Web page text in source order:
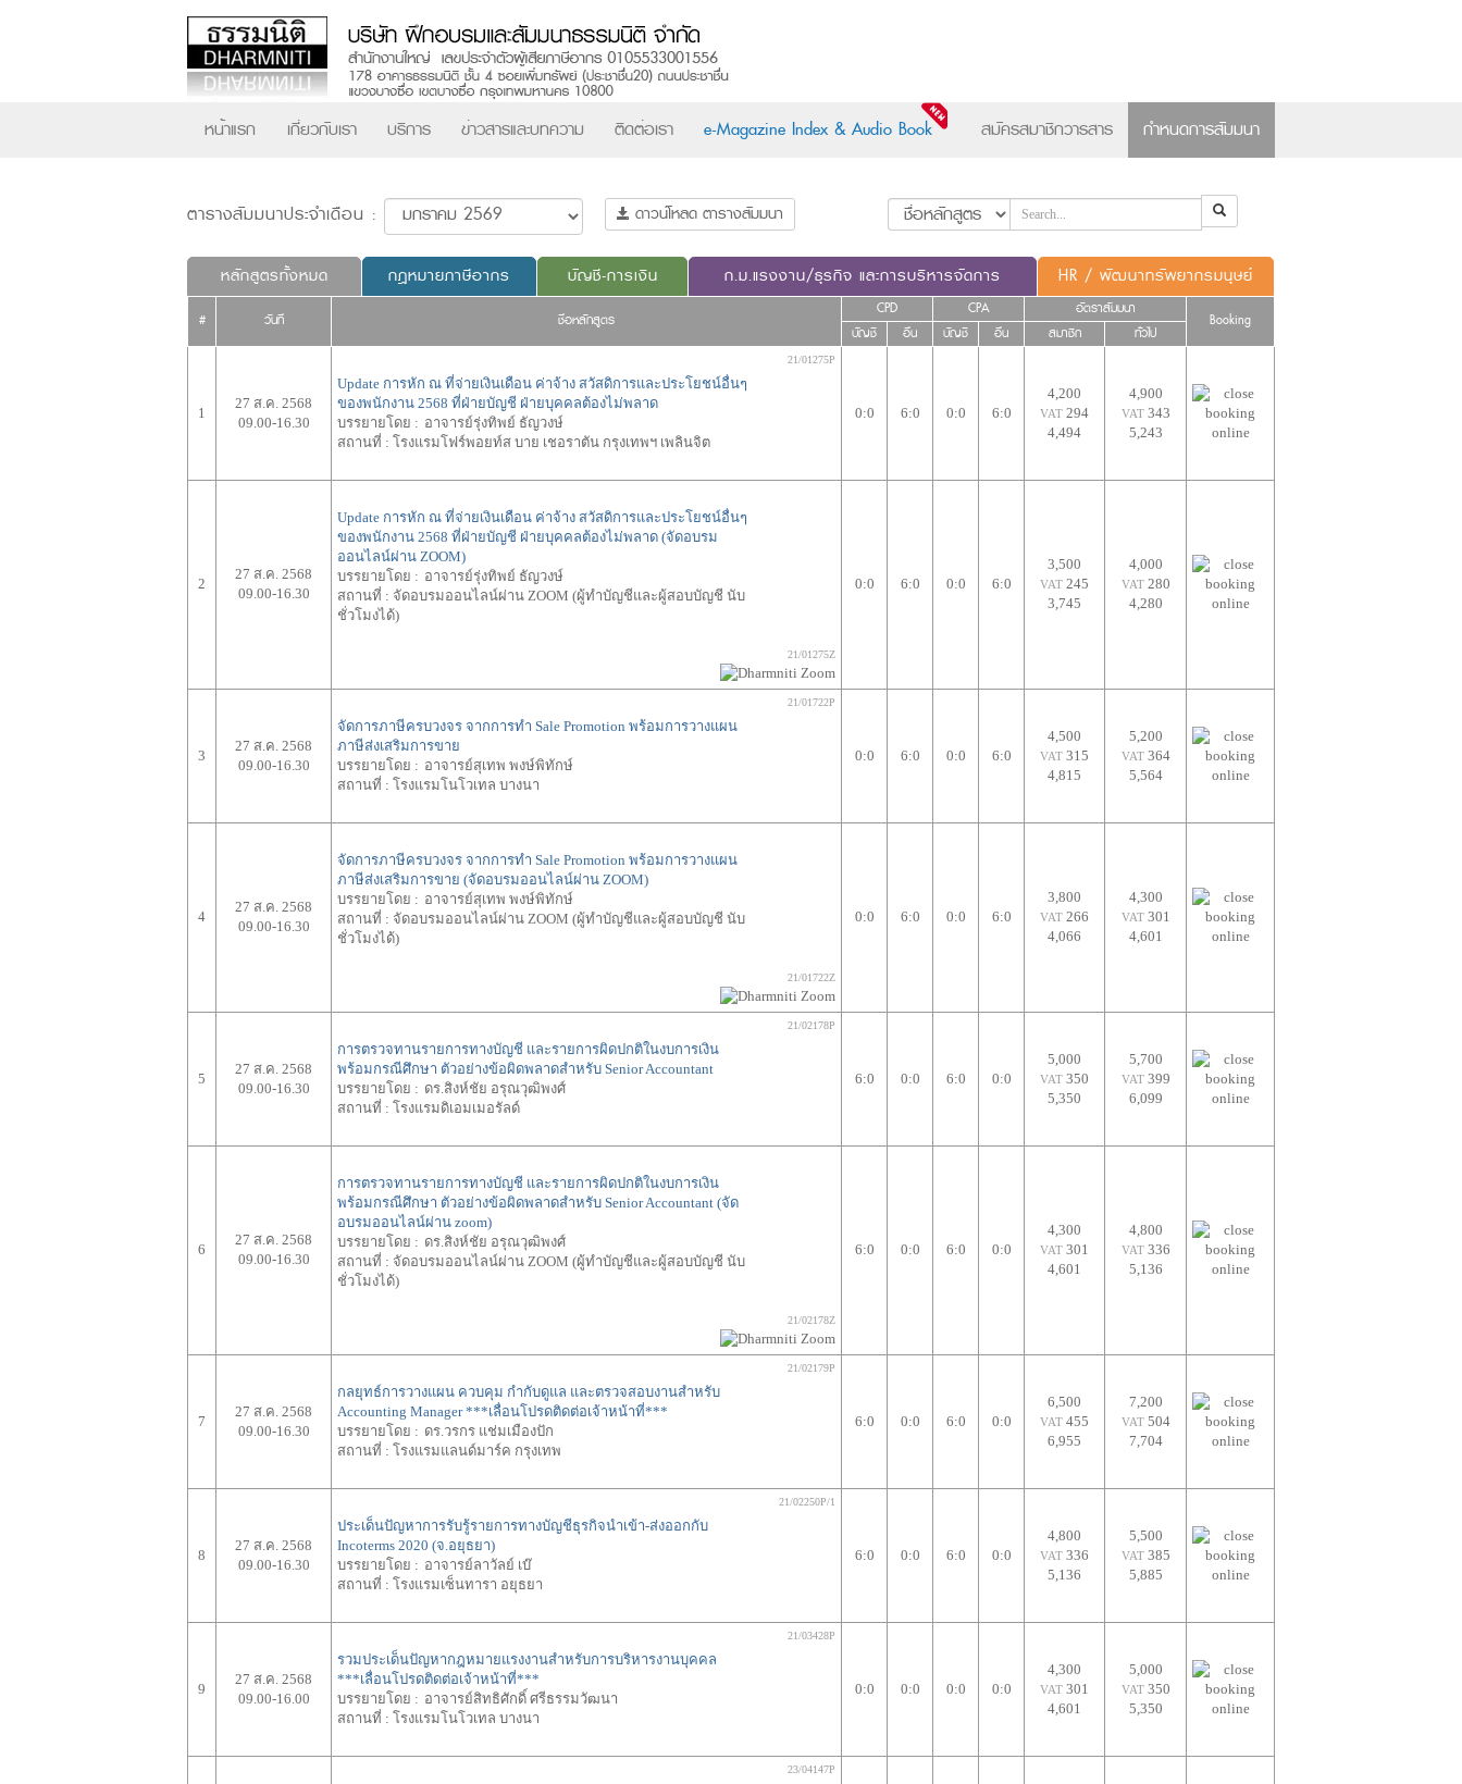
หน้าแรก เกี่ยวกับเรา บริการ ข่าวสารและบทความ ติดต่อเรา e-Magazine Index & Audio Book สมัครสมาชิกวารสาร กำหนดการสัมมนา
ตารางสัมมนาประจำเดือน : ดาวน์โหลด ตารางสัมมนา
หลักสูตรทั้งหมด กฎหมายภาษีอากร บัญชี-การเงิน ก.ม.แรงงาน/ธุรกิจ และการบริหารจัดการ HR / พัฒนาทรัพยากรมนุษย์
# วันที่ ชื่อหลักสูตร
CPD CPA อัตราสัมมนา
Booking
บัญชี อื่น บัญชี อื่น สมาชิก ทั่วไป
1
27 ส.ค. 2568
09.00-16.30
Update การหัก ณ ที่จ่ายเงินเดือน ค่าจ้าง สวัสดิการและประโยชน์อื่นๆ
ของพนักงาน 2568 ที่ฝ่ายบัญชี ฝ่ายบุคคลต้องไม่พลาด
บรรยายโดย : อาจารย์รุ่งทิพย์ ธัญวงษ์
สถานที่ : โรงแรมโฟร์พอยท์ส บาย เชอราตัน กรุงเทพฯ เพลินจิต
21/01275P
0:0 6:0 0:0 6:0
4,200
VAT 294
4,494
4,900
VAT343
5,243
2
27 ส.ค. 2568
09.00-16.30
Update การหัก ณ ที่จ่ายเงินเดือน ค่าจ้าง สวัสดิการและประโยชน์อื่นๆ
ของพนักงาน 2568 ที่ฝ่ายบัญชี ฝ่ายบุคคลต้องไม่พลาด (จัดอบรม
ออนไลน์ผ่าน ZOOM)
บรรยายโดย : อาจารย์รุ่งทิพย์ ธัญวงษ์
สถานที่ : จัดอบรมออนไลน์ผ่าน ZOOM (ผู้ทำบัญชีและผู้สอบบัญชี นับ
ชั่วโมงได้)
21/01275Z
0:0 6:0 0:0 6:0
3,500
VAT 245
3,745
4,000
VAT280
4,280
3
27 ส.ค. 2568
09.00-16.30
จัดการภาษีครบวงจร จากการทำ Sale Promotion พร้อมการวางแผน
ภาษีส่งเสริมการขาย
บรรยายโดย : อาจารย์สุเทพ พงษ์พิทักษ์
สถานที่ : โรงแรมโนโวเทล บางนา
21/01722P
0:0 6:0 0:0 6:0
4,500
VAT 315
4,815
5,200
VAT364
5,564
4
27 ส.ค. 2568
09.00-16.30
จัดการภาษีครบวงจร จากการทำ Sale Promotion พร้อมการวางแผน
ภาษีส่งเสริมการขาย (จัดอบรมออนไลน์ผ่าน ZOOM)
บรรยายโดย : อาจารย์สุเทพ พงษ์พิทักษ์
สถานที่ : จัดอบรมออนไลน์ผ่าน ZOOM (ผู้ทำบัญชีและผู้สอบบัญชี นับ
ชั่วโมงได้)
21/01722Z
0:0 6:0 0:0 6:0
3,800
VAT 266
4,066
4,300
VAT301
4,601
5
27 ส.ค. 2568
09.00-16.30
การตรวจทานรายการทางบัญชี และรายการผิดปกติในงบการเงิน
พร้อมกรณีศึกษา ตัวอย่างข้อผิดพลาดสำหรับ Senior Accountant
บรรยายโดย : ดร.สิงห์ชัย อรุณวุฒิพงศ์
สถานที่ : โรงแรมดิเอมเมอรัลด์
21/02178P
6:0 0:0 6:0 0:0
5,000
VAT 350
5,350
5,700
VAT399
6,099
6
27 ส.ค. 2568
09.00-16.30
การตรวจทานรายการทางบัญชี และรายการผิดปกติในงบการเงิน
พร้อมกรณีศึกษา ตัวอย่างข้อผิดพลาดสำหรับ Senior Accountant (จัด
อบรมออนไลน์ผ่าน zoom)
บรรยายโดย : ดร.สิงห์ชัย อรุณวุฒิพงศ์
สถานที่ : จัดอบรมออนไลน์ผ่าน ZOOM (ผู้ทำบัญชีและผู้สอบบัญชี นับ
ชั่วโมงได้)
21/02178Z
6:0 0:0 6:0 0:0
4,300
VAT 301
4,601
4,800
VAT336
5,136
7
27 ส.ค. 2568
09.00-16.30
กลยุทธ์การวางแผน ควบคุม กำกับดูแล และตรวจสอบงานสำหรับ
Accounting Manager***เลื่อนโปรดติดต่อเจ้าหน้าที่***
บรรยายโดย : ดร.วรกร แช่มเมืองปัก
สถานที่ : โรงแรมแลนด์มาร์ค กรุงเทพ
21/02179P
6:0 0:0 6:0 0:0
6,500
VAT 455
6,955
7,200
VAT504
7,704
8
27 ส.ค. 2568
09.00-16.30
ประเด็นปัญหาการรับรู้รายการทางบัญชีธุรกิจนำเข้า-ส่งออกกับ
Incoterms 2020 (จ.อยุธยา)
บรรยายโดย : อาจารย์ลาวัลย์ เบ๊
สถานที่ : โรงแรมเซ็นทารา อยุธยา
21/02250P/1
6:0 0:0 6:0 0:0
4,800
VAT 336
5,136
5,500
VAT385
5,885
9
27 ส.ค. 2568
09.00-16.00
รวมประเด็นปัญหากฎหมายแรงงานสำหรับการบริหารงานบุคคล
***เลื่อนโปรดติดต่อเจ้าหน้าที่***
บรรยายโดย : อาจารย์สิทธิศักดิ์ ศรีธรรมวัฒนา
สถานที่ : โรงแรมโนโวเทล บางนา
21/03428P
0:0 0:0 0:0 0:0
4,300
VAT 301
4,601
5,000
VAT350
5,350
23/04147P